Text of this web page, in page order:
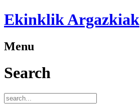
Ekinklik Argazkiak
Menu
Search